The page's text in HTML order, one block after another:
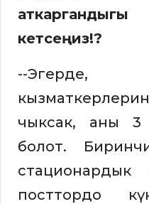
кетсеңиз!?
--
чыксак, аны 3
болот.
стационардык
посттордо